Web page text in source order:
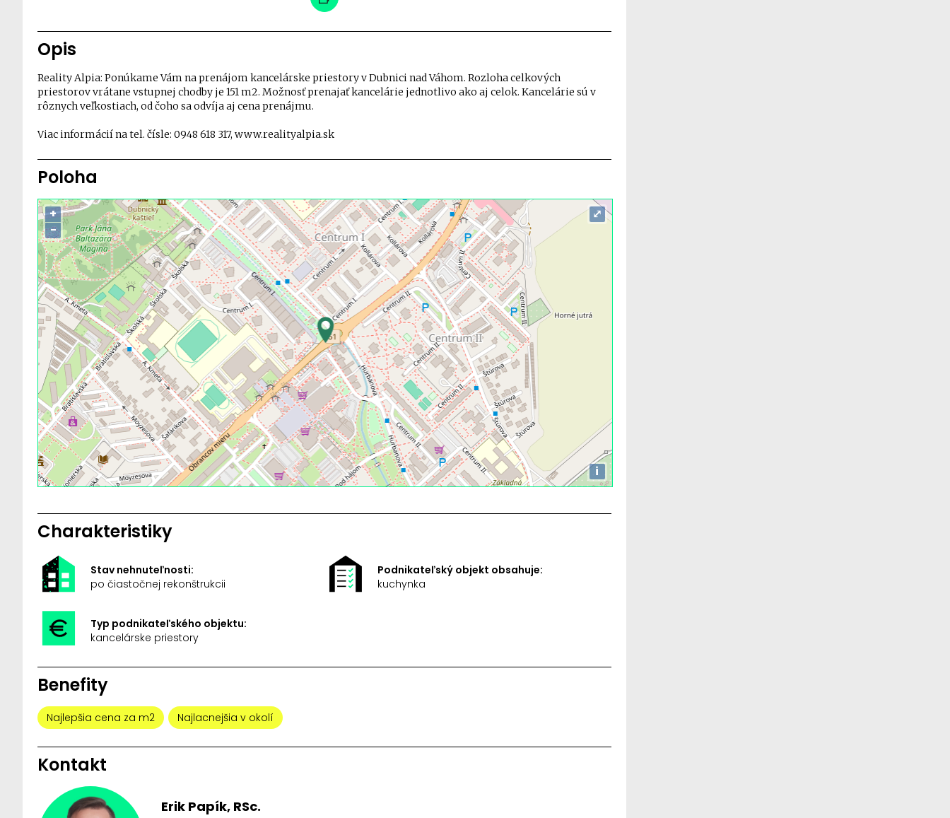
Opis
Reality Alpia: Ponúkame Vám na prenájom kancelárske priestory v Dubnici nad Váhom. Rozloha celkových
priestorov vrátane vstupnej chodby je 151 m2. Možnosť prenajať kancelárie jednotlivo ako aj celok. Kancelárie sú v
rôznych veľkostiach, od čoho sa odvíja aj cena prenájmu.
Viac informácií na tel. čísle: 0948 618 317, www.realityalpia.sk
Poloha
+
−
i
⤢
Charakteristiky
Stav nehnuteľnosti:
po čiastočnej rekonštrukcii
Podnikateľský objekt obsahuje:
kuchynka
Typ podnikateľského objektu:
kancelárske priestory
Benefity
Najlepšia cena za m2 Najlacnejšia v okolí
Kontakt
Erik Papík, RSc.